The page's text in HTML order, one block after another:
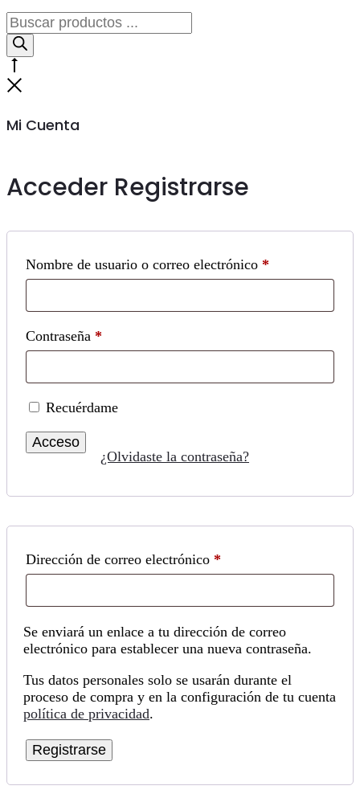
Búsqueda
de
productos
Mi Cuenta
Acceder Registrarse
Nombre de usuario o correo electrónico *
Contraseña *
Recuérdame
Acceso
¿Olvidaste la contraseña?
Dirección de correo electrónico *
Se enviará un enlace a tu dirección de correo
electrónico para establecer una nueva contraseña.
Tus datos personales solo se usarán durante el
proceso de compra y en la configuración de tu cuenta
política de privacidad.
Registrarse